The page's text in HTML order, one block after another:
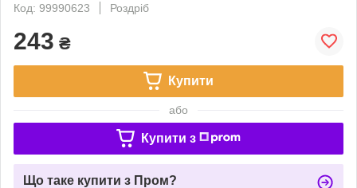
Код: 99990623
Роздріб
243 ₴
Купити
або
Купити з
Що таке купити з Пром?